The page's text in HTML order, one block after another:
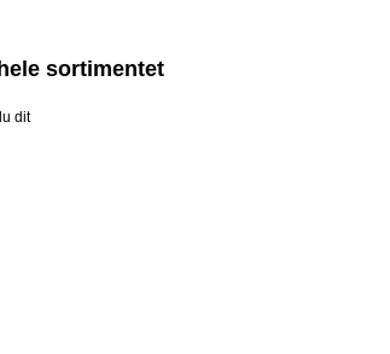
sortimentet
dit